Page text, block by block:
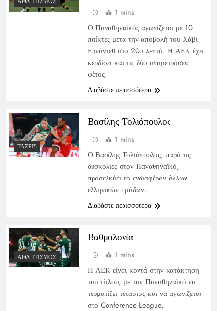
1 mins
Ο Παναθηναϊκός αγωνίζεται με 10
παίκτες μετά την αποβολή του Χάβι
Ερνάντεθ στο 20ο λεπτό. Η ΑΕΚ έχει
κερδίσει και τις δύο αναμετρήσεις
φέτος.
Διαβάστε περισσότερα
ΤΆΣΕΙΣ
Βασίλης Τολιόπουλος
1 mins
Ο Βασίλης Τολιόπουλος, παρά τις
δυσκολίες στον Παναθηναϊκό,
προσελκύει το ενδιαφέρον άλλων
ελληνικών ομάδων.
Διαβάστε περισσότερα
ΑΘΛΗΤΙΣΜΌΣ
Βαθμολογία
1 mins
Η ΑΕΚ είναι κοντά στην κατάκτηση
του τίτλου, με τον Παναθηναϊκό να
τερματίζει τέταρτος και να αγωνίζεται
στο Conference League.